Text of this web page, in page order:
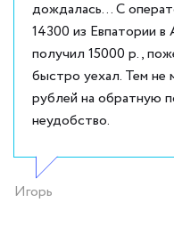
дождалась... С
14300 из Евпатории в
получил 15000 р.,
быстро уехал. Тем не
рублей на обратную
неудобство.
Игорь